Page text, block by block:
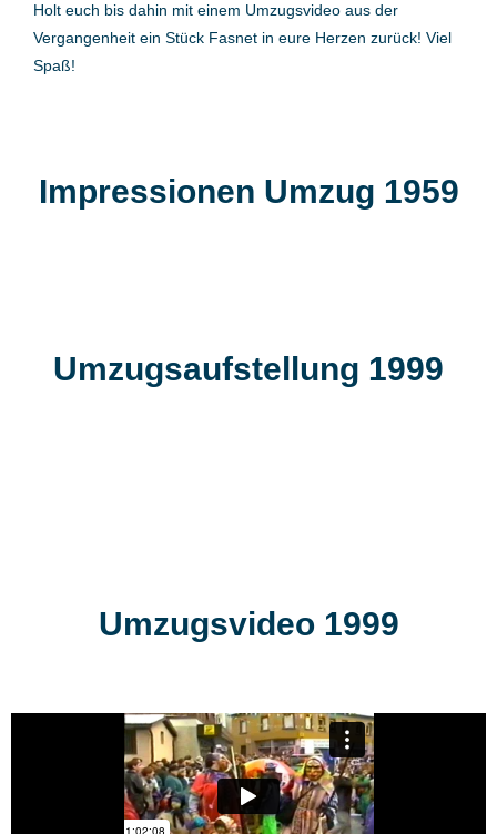
Holt euch bis dahin mit einem Umzugsvideo aus der
Vergangenheit ein Stück Fasnet in eure Herzen zurück! Viel
Spaß!
Impressionen Umzug 1959
Umzugsaufstellung 1999
Umzugsvideo 1999